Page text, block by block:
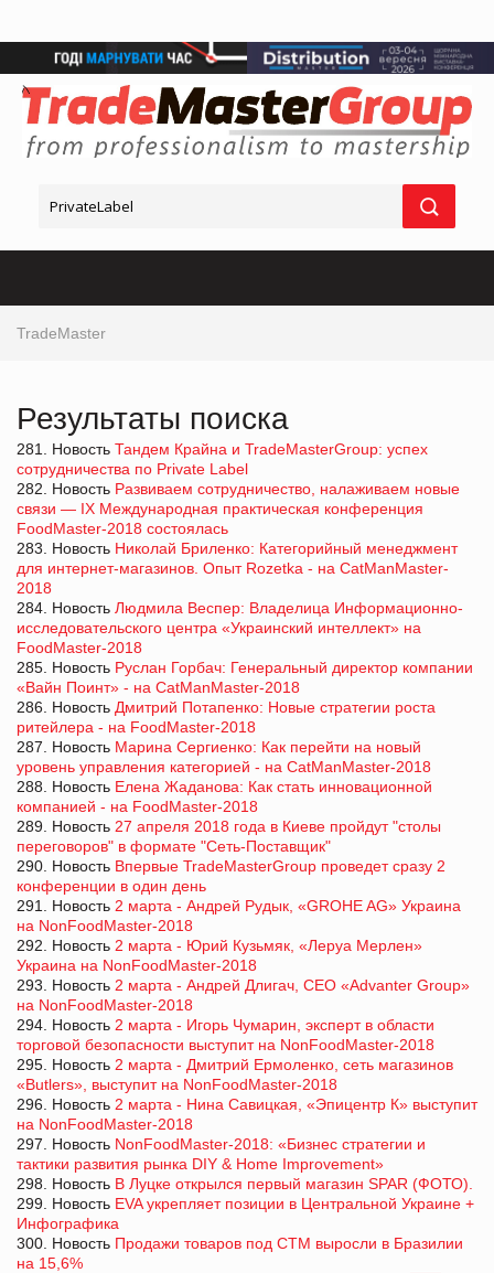
TradeMaster
Результаты поиска
281. Новость Тандем Крайна и TradeMasterGroup: успех
сотрудничества по Private Label
282. Новость Развиваем сотрудничество, налаживаем новые
связи — IX Международная практическая конференция
FoodMaster-2018 состоялась
283. Новость Николай Бриленко: Категорийный менеджмент
для интернет-магазинов. Опыт Rozetka - на CatManMaster-
2018
284. Новость Людмила Веспер: Владелица Информационно-
исследовательского центра «Украинский интеллект» на
FoodMaster-2018
285. Новость Руслан Горбач: Генеральный директор компании
«Вайн Поинт» - на CatManMaster-2018
286. Новость Дмитрий Потапенко: Новые стратегии роста
ритейлера - на FoodMaster-2018
287. Новость Марина Сергиенко: Как перейти на новый
уровень управления категорией - на CatManMaster-2018
288. Новость Елена Жаданова: Как стать инновационной
компанией - на FoodMaster-2018
289. Новость 27 апреля 2018 года в Киеве пройдут "столы
переговоров" в формате "Сеть-Поставщик"
290. Новость Впервые TradeMasterGroup проведет сразу 2
конференции в один день
291. Новость 2 марта - Андрей Рудык, «GROHE AG» Украина
на NonFoodMaster-2018
292. Новость 2 марта - Юрий Кузьмяк, «Леруа Мерлен»
Украина на NonFoodMaster-2018
293. Новость 2 марта - Андрей Длигач, CEO «Advanter Group»
на NonFoodMaster-2018
294. Новость 2 марта - Игорь Чумарин, эксперт в области
торговой безопасности выступит на NonFoodMaster-2018
295. Новость 2 марта - Дмитрий Ермоленко, сеть магазинов
«Butlers», выступит на NonFoodMaster-2018
296. Новость 2 марта - Нина Савицкая, «Эпицентр К» выступит
на NonFoodMaster-2018
297. Новость NonFoodMaster-2018: «Бизнес стратегии и
тактики развития рынка DIY & Home Improvement»
298. Новость В Луцке открылся первый магазин SPAR (ФОТО).
299. Новость EVA укрепляет позиции в Центральной Украине +
Инфографика
300. Новость Продажи товаров под СТМ выросли в Бразилии
на 15,6%